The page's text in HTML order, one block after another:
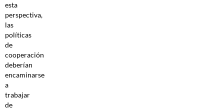
esta
perspectiva,
las
políticas
de
cooperación
deberían
encaminarse
a
trabajar
de